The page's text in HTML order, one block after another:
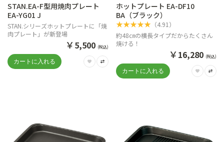
STAN.EA-F型用焼肉プレート
EA-YG01 J
STAN.シリーズホットプレートに「焼
肉プレート」が新登場
￥5,500 (税込)
ホットプレート EA-DF10
BA（ブラック）
★★★★★（4.91 ）
約48㎝の横長タイプだからたくさん
焼ける！
￥16,280 (税込)